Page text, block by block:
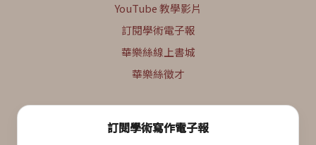
YouTube 教學影片
訂閱學術電子報
華樂絲線上書城
華樂絲徵才
訂閱學術寫作電子報